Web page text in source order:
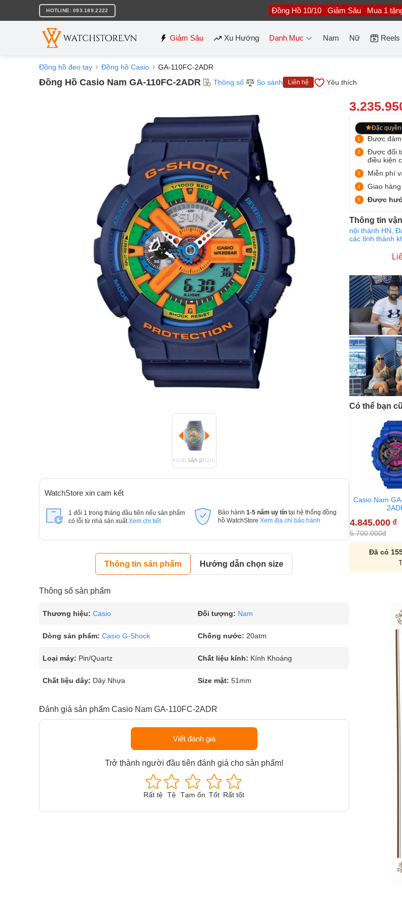
nội
HOTLINE: 093.189.2222 Đồng Hồ 10/10 Giảm Sâu Mua 1
Giảm Sâu Xu Hướng Danh Mục Nam Nữ Reels
Đồng hồ đeo tay Đồng hồ Casio GA-110FC-2ADR
Đồng Hồ Casio Nam GA-110FC-2ADR Thông số So sánh Liên hệ Yêu thích
Hình sản phẩm
WatchStore xin cam kết
1 đổi 1 trong tháng đầu tiên nếu sản phẩm
có lỗi từ nhà sản xuất. Xem chi tiết
Bảo hành 1-5 năm uy tín tại hệ thống đồng
hồ WatchStore Xem địa chỉ bảo hành
Thông tin sản phẩm Hướng dẫn chọn size
Thông số sản phẩm
Thương hiệu: Casio Đối tượng: Nam
Dòng sản phẩm: Casio G-Shock Chống nước: 20atm
Loại máy: Pin/Quartz Chất liệu kính: Kính Khoáng
Chất liệu dây: Dây Nhựa Size mặt: 51mm
Đánh giá sản phẩm Casio Nam GA-110FC-2ADR
Viết đánh giá
Trở thành người đầu tiên đánh giá cho sản phẩm!
Rất tệ Tệ Tạm ổn Tốt Rất tốt
Đặc quyền
Được đảm
Được đổi
điều kiện
Miễn phí
Giao
Được
Thông tin
nội thành HN,
các tỉnh thành
Có thể bạn
Casio Nam
4.845.000 ₫
5.700.000đ
Đã có